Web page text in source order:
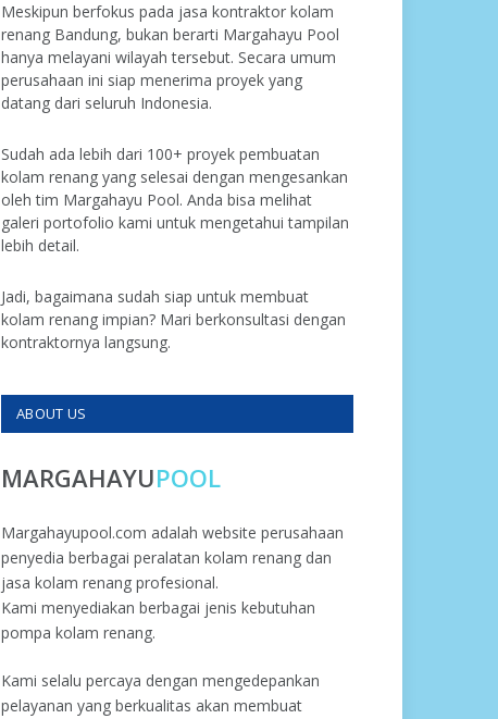
Meskipun berfokus pada jasa kontraktor kolam
renang Bandung, bukan berarti Margahayu Pool
hanya melayani wilayah tersebut. Secara umum
perusahaan ini siap menerima proyek yang
datang dari seluruh Indonesia.
Sudah ada lebih dari 100+ proyek pembuatan
kolam renang yang selesai dengan mengesankan
oleh tim Margahayu Pool. Anda bisa melihat
galeri portofolio kami untuk mengetahui tampilan
lebih detail.
Jadi, bagaimana sudah siap untuk membuat
kolam renang impian? Mari berkonsultasi dengan
kontraktornya langsung.
ABOUT US
MARGAHAYUPOOL
Margahayupool.com adalah website perusahaan
penyedia berbagai peralatan kolam renang dan
jasa kolam renang profesional.
Kami menyediakan berbagai jenis kebutuhan
pompa kolam renang.
Kami selalu percaya dengan mengedepankan
pelayanan yang berkualitas akan membuat